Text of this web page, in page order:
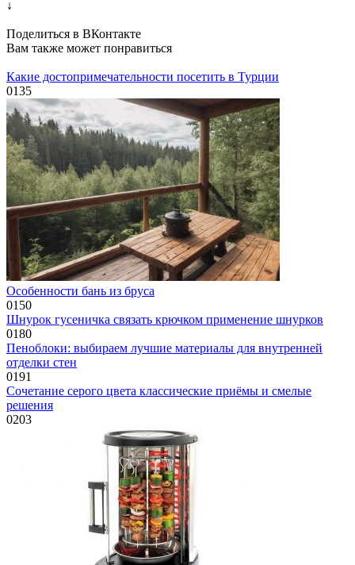
↓
Поделиться в ВКонтакте
Вам также может понравиться
Какие достопримечательности посетить в Турции
0135
Особенности бань из бруса
0150
Шнурок гусеничка связать крючком применение шнурков
0180
Пеноблоки: выбираем лучшие материалы для внутренней
отделки стен
0191
Сочетание серого цвета классические приёмы и смелые
решения
0203